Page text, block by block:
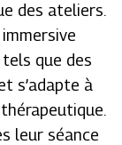
des ateliers.
que des
s’adapte à
leur séance